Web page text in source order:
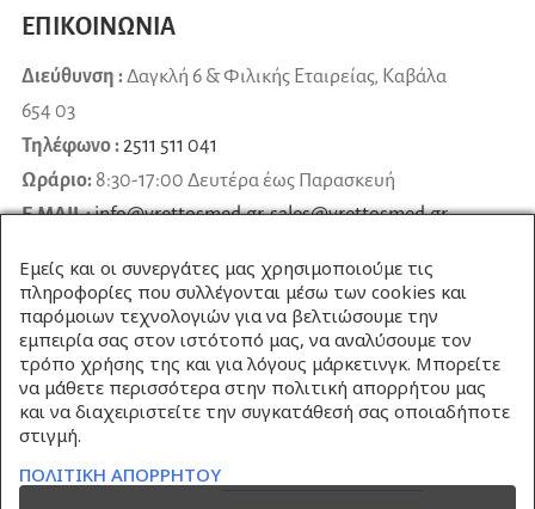
ΕΠΙΚΟΙΝΩΝΙΑ
Διεύθυνση :Δαγκλή 6 & Φιλικής Εταιρείας, Καβάλα
654 03
Τηλέφωνο :2511 511 041
Ωράριο: 8:30-17:00 Δευτέρα έως Παρασκευή
E-MAIL :info@vrettosmed.gr,sales@vrettosmed.gr
Εμείς και οι συνεργάτες μας χρησιμοποιούμε τις
πληροφορίες που συλλέγονται μέσω των cookies και
παρόμοιων τεχνολογιών για να βελτιώσουμε την
εμπειρία σας στον ιστότοπό μας, να αναλύσουμε τον
τρόπο χρήσης της και για λόγους μάρκετινγκ. Μπορείτε
να μάθετε περισσότερα στην πολιτική απορρήτου μας
και να διαχειριστείτε την συγκατάθεσή σας οποιαδήποτε
στιγμή.
ΠΟΛΙΤΙΚΗ ΑΠΟΡΡΗΤΟΥ